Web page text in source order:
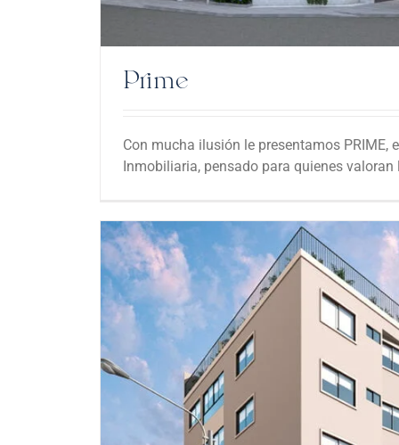
Prime
Con mucha ilusión le presentamos PRIME,
Inmobiliaria, pensado para quienes valoran